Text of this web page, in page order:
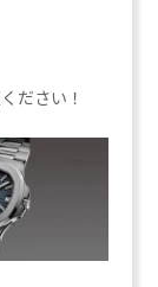
ださい！